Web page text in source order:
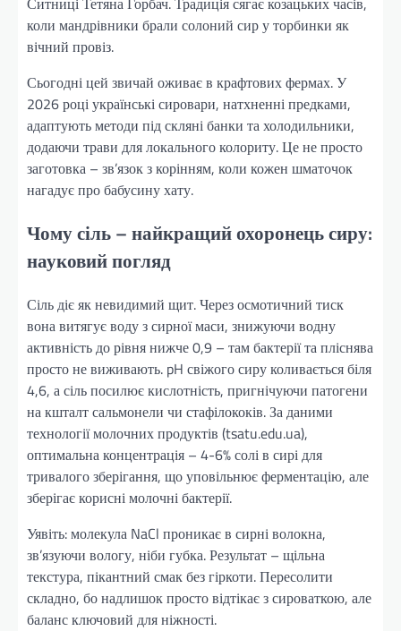
коли мандрівники брали солоний сир у торбинки як
вічний провіз.
Сьогодні цей звичай оживає в крафтових фермах. У
2026 році українські сировари, натхненні предками,
адаптують методи під скляні банки та холодильники,
додаючи трави для локального колориту. Це не просто
заготовка – зв’язок з корінням, коли кожен шматочок
нагадує про бабусину хату.
Чому сіль – найкращий охоронець сиру:
науковий погляд
Сіль діє як невидимий щит. Через осмотичний тиск
вона витягує воду з сирної маси, знижуючи водну
активність до рівня нижче 0,9 – там бактерії та пліснява
просто не виживають. pH свіжого сиру коливається біля
4,6, а сіль посилює кислотність, пригнічуючи патогени
на кшталт сальмонели чи стафілококів. За даними
технології молочних продуктів (tsatu.edu.ua),
оптимальна концентрація – 4-6% солі в сирі для
тривалого зберігання, що уповільнює ферментацію, але
зберігає корисні молочні бактерії.
Уявіть: молекула NaCl проникає в сирні волокна,
зв’язуючи вологу, ніби губка. Результат – щільна
текстура, пікантний смак без гіркоти. Пересолити
складно, бо надлишок просто відтікає з сироваткою, але
баланс ключовий для ніжності.